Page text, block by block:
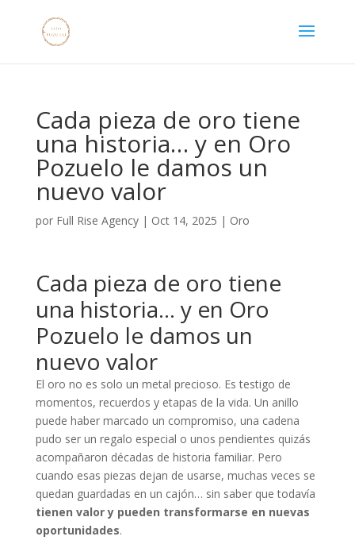
Cada pieza de oro tiene
una historia… y en Oro
Pozuelo le damos un
nuevo valor
por Full Rise Agency| Oct 14, 2025 | Oro
Cada pieza de oro tiene
una historia… y en Oro
Pozuelo le damos un
nuevo valor
El oro no es solo un metal precioso. Es testigo de
momentos, recuerdos y etapas de la vida. Un anillo
puede haber marcado un compromiso, una cadena
pudo ser un regalo especial o unos pendientes quizás
acompañaron décadas de historia familiar. Pero
cuando esas piezas dejan de usarse, muchas veces se
quedan guardadas en un cajón… sin saber que todavía
tienen valor y pueden transformarse en nuevas
oportunidades.